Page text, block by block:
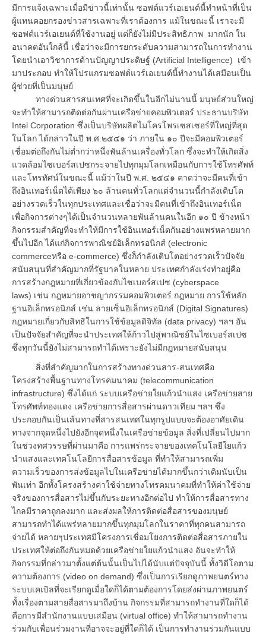
มีการแจ้งเฉพาะเมื่อมีข่าวนี้เท่านั้น ซอฟต์แวร์เอเยนต์นี้ทำหน้าที่เป็น
ผู้แทนคอยกรองข่าวสารเฉพาะที่เราต้องการ แม้ในขณะนี้ เราจะมี
ซอฟต์แวร์เอเยนต์ที่ใช้งานอยู่ แต่ก็ยังไม่มีประสิทธิภาพ มากนัก ใน
อนาคตอันใกล้นี้ เชื่อว่าจะมีการยกระดับความสามารถในการทำงาน
โดยนำเอาวิชาการด้านปัญญาประดิษฐ์ (Artificial Intelligence) เข้า
มาประกอบ ทำให้โปรแกรมซอฟต์แวร์เอเยนต์นี้ทำงานได้เสมือนเป็น
ผู้ช่วยที่เป็นมนุษย์
ทางด่วนสารสนเทศที่จะเกิดขึ้นในอีกไม่นานนี้ มนุษย์ส่วนใหญ่
จะทำให้สามารถติดต่อกันผ่านเครือข่ายคอมพิวเตอร์ ประธานบริษัท
Intel Corporation ซึ่งเป็นบริษัทผลิตไมโครโพรเซสเซอร์ที่ใหญ่ที่สุด
ในโลก ได้กล่าวในปี พ.ศ.๒๕๔๑ ว่า ภายใน ๑๐ ปีจะมีคอมพิวเตอร์
เชื่อมต่อถึงกันไม่ต่ำกว่าหนึ่งพันล้านเครื่องทั่วโลก ซึ่งจะทำให้เกิดสิ่ง
แวดล้อมไซเบอร์สเปซกระจายไปทุกมุมโลกเหมือนกับการใช้โทรศัพท์
และโทรทัศน์ในขณะนี้ แม้ว่าในปี พ.ศ. ๒๕๔๑ คาดว่าจะมีคนที่เข้า
ถึงอินเทอร์เน็ตได้เพียง ๖๐ ล้านคนทั่วโลกแต่จำนวนนี้กำลังเติบโต
อย่างรวดเร็วในทุกประเทศและเชื่อว่าจะมีคนที่เข้าถึงอินเทอร์เน็ต
เพื่อกิจการต่างๆได้เป็นจำนวนหลายพันล้านคนในอีก ๑๐ ปี ข้างหน้า
กิจกรรมสำคัญที่จะทำให้มีการใช้อินเทอร์เน็ตกันอย่างแพร่หลายมาก
ขึ้นไปอีก ได้แก่กิจการพาณิชย์อิเล็กทรอนิกส์ (electronic
commerceหรือ e-commerce) ซึ่งก็กำลังเติบโตอย่างรวดเร็วปัจจัย
สนับสนุนที่สำคัญมากที่รัฐบาลในหลาย ประเทศกำลังเร่งทำอยู่คือ
การสร้างกฎหมายที่เกี่ยวข้องกับไซเบอร์สเปซ (cyberspace
laws) เช่น กฎหมายอาชญากรรมคอมพิวเตอร์ กฎหมาย การใช้หลัก
ฐานอิเล็กทรอนิกส์ เช่น ลายเซ็นอิเล็กทรอนิกส์ (Digital Signatures)
กฎหมายเกี่ยวกับสิทธิในการใช้ข้อมูลดิจิทัล (data privacy) ฯลฯ อัน
เป็นปัจจัยสำคัญที่จะนำประเทศให้ก้าวไปสู่พาณิชย์ในไซเบอร์สเปซ
ซึ่งทุกวันนี้ยังไม่สามารถทำได้เพราะยังไม่มีกฎหมายสนับสนุน
สิ่งที่สำคัญมากในการสร้างทางด่วนสาร-สนเทศคือ
โครงสร้างพื้นฐานทางโทรคมนาคม (telecommunication
infrastructure) ซึ่งได้แก่ ระบบเครือข่ายใยแก้วนำแสง เครือข่ายสาย
โทรศัพท์ทองแดง เครือข่ายการสื่อสารผ่านดาวเทียม ฯลฯ ซึ่ง
ประกอบกันเป็นเส้นทางที่สารสนเทศในทุกรูปแบบจะต้องอาศัยเดิน
ทางจากจุดหนึ่งไปยังอีกจุดหนึ่งในเครือข่ายข้อมูล สิ่งที่เปลี่ยนไปมาก
ในช่วงทศวรรษที่ผ่านมาคือ การแพร่กระจายของเทคโนโลยีใยแก้ว
นำแสงและเทคโนโลยีการสื่อสารข้อมูล ที่ทำให้สามารถเพิ่ม
ความเร็วของการส่งข้อมูลไปในเครือข่ายได้มากขึ้นกว่าเดิมนับเป็น
พันเท่า อีกทั้งโครงสร้างค่าใช้จ่ายทางโทรคมนาคมที่ทำให้ค่าใช้จ่าย
จริงของการสื่อสารไม่ขึ้นกับระยะทางอีกต่อไป ทำให้การสื่อสารทาง
ไกลมีราคาถูกลงมาก และส่งผลให้การติดต่อสื่อสารของมนุษย์
สามารถทำได้แพร่หลายมากขึ้นทุกมุมโลกในราคาที่ทุกคนสามารถ
จ่ายได้ หลายๆประเทศมีโครงการเชื่อมโยงการติดต่อสื่อสารภายใน
ประเทศให้ต่อถึงกันหมดด้วยเครือข่ายใยแก้วนำแสง อันจะทำให้
กิจกรรมที่กล่าวมาตั้งแต่ต้นนั้นเป็นไปได้นับแต่ปัจจุบันนี้ ทั้งวิดีโอตาม
ความต้องการ (video on demand) ซึ่งเป็นการเรียกดูภาพยนตร์ทาง
ระบบเคเบิลที่จะเรียกดูเมื่อใดก็ได้ตามต้องการโดยส่งผ่านภาพยนตร์
ทั้งเรื่องตามสายสื่อสารมาถึงบ้าน กิจกรรมที่สามารถทำงานที่ใดก็ได้
คือการมีสำนักงานแบบเสมือน (virtual office) ทำให้สามารถทำงาน
ร่วมกับเพื่อนร่วมงานที่อาจจะอยู่ที่ใดก็ได้ เป็นการทำงานร่วมกันแบบ